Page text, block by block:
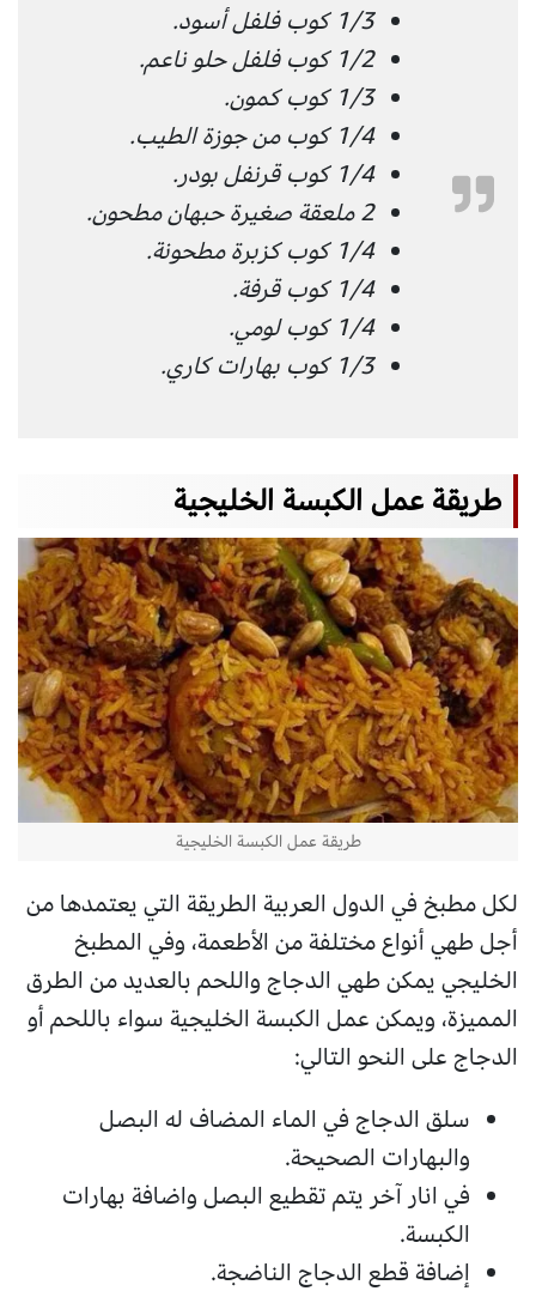
1/3 كوب فلفل أسود.
1/2 كوب فلفل حلو ناعم.
1/3 كوب كمون.
1/4 كوب من جوزة الطيب.
1/4 كوب قرنفل بودر.
2 ملعقة صغيرة حبهان مطحون.
1/4 كوب كزبرة مطحونة.
1/4 كوب قرفة.
1/4 كوب لومي.
1/3 كوب بهارات كاري.
طريقة عمل الكبسة الخليجية
طريقة عمل الكبسة الخليجية
لكل مطبخ في الدول العربية الطريقة التي يعتمدها من
أجل طهي أنواع مختلفة من الأطعمة، وفي المطبخ
الخليجي يمكن طهي الدجاج واللحم بالعديد من الطرق
المميزة، ويمكن عمل الكبسة الخليجية سواء باللحم أو
الدجاج على النحو التالي:
سلق الدجاج في الماء المضاف له البصل
والبهارات الصحيحة.
في انار آخر يتم تقطيع البصل واضافة بهارات
الكبسة.
إضافة قطع الدجاج الناضجة.